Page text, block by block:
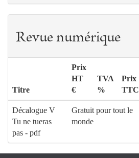
Revue numérique
Titre
Prix
HT
€
TVA
%
Prix
TTC
Décalogue V
Tu ne tueras
pas - pdf
Gratuit pour tout le
monde